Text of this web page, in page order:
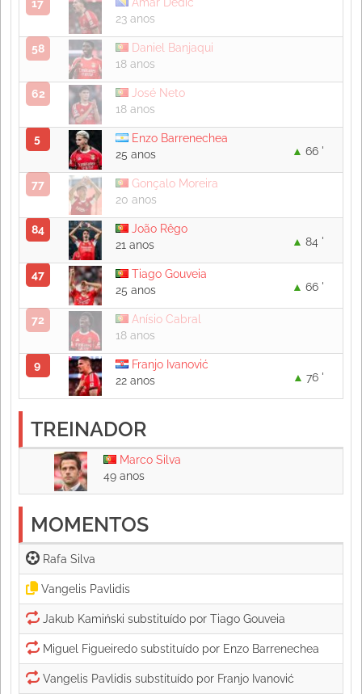
17
23 anos
58
Daniel Banjaqui
18 anos
62
José Neto
18 anos
5
Enzo Barrenechea
25 anos
66 '
77
Gonçalo Moreira
20 anos
84
João Rêgo
21 anos
84 '
47
Tiago Gouveia
25 anos
66 '
72
Anísio Cabral
18 anos
9
Franjo Ivanović
22 anos
76 '
TREINADOR
Marco Silva
49 anos
MOMENTOS
Rafa Silva
Vangelis Pavlidis